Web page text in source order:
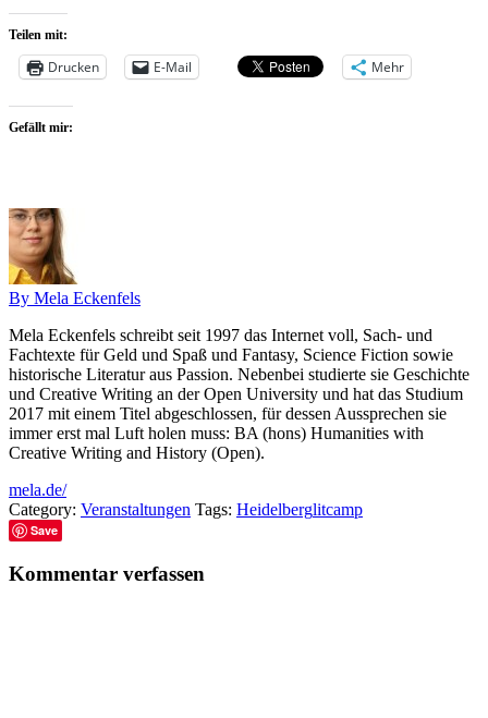
Teilen mit:
Drucken E-Mail Mehr
Gefällt mir:
By Mela Eckenfels
Mela Eckenfels schreibt seit 1997 das Internet voll, Sach- und
Fachtexte für Geld und Spaß und Fantasy, Science Fiction sowie
historische Literatur aus Passion. Nebenbei studierte sie Geschichte
und Creative Writing an der Open University und hat das Studium
2017 mit einem Titel abgeschlossen, für dessen Aussprechen sie
immer erst mal Luft holen muss: BA (hons) Humanities with
Creative Writing and History (Open).
mela.de/
Category: Veranstaltungen Tags: Heidelberglitcamp
Save
Kommentar verfassen